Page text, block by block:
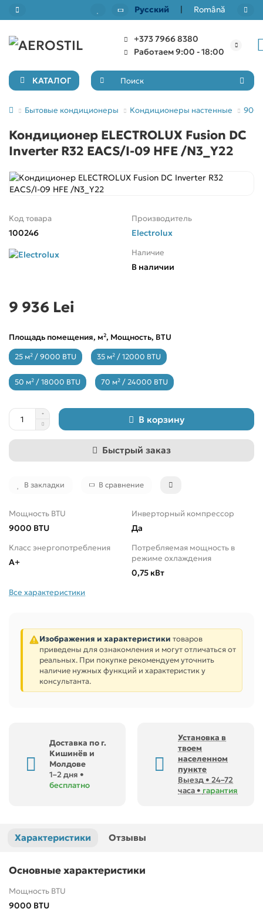
Русский | Română
+373 7966 8380
Работаем 9:00 - 18:00
Назад
Кондиционеры настенные
Назад
7000 BTU/ 20м²
9000 BTU/ 30м²
12000 BTU/ 40м²
24000 BTU/ 55-70м²
Мобильные кондиционеры
Мульти сплит системы
Назад
Канальные кондиционеры
Кассетные кондиционеры
Назад
Рекуператоры тепла
КАТАЛОГ
Бытовые кондиционеры Кондиционеры настенные
Кондиционер ELECTROLUX Fusion DC
Inverter R32 EACS/I-09 HFE /N3_Y22
Код товара
100246
Производитель
Electrolux
Наличие
В наличии
9 936 Lei
Площадь помещения, м², Мощность, BTU
25 м² / 9000 BTU 35 м² / 12000 BTU
50 м² / 18000 BTU 70 м² / 24000 BTU
В корзину
Быстрый заказ
В закладки В сравнение
Мощность BTU
9000 BTU
Инверторный компрессор
Да
Класс энергопотребления
A+
Потребляемая мощность в
режиме охлаждения
0,75 кВт
Все характеристики
Изображения и характеристики товаров
приведены для ознакомления и могут отличаться от
реальных. При покупке рекомендуем уточнить
наличие нужных функций и характеристик у
консультанта.
Доставка по г.
Кишинёв и
Молдове
1–2 дня •
бесплатно
Установка в
твоем
населенном
пункте
Выезд • 24–72
часа • гарантия
Характеристики Отзывы
Основные характеристики
Мощность BTU
9000 BTU